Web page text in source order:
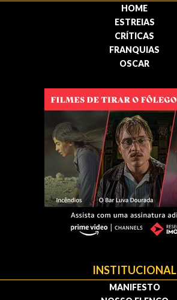
HOME
ESTREIAS
CRÍTICAS
FRANQUIAS
OSCAR
INSTITUCIONAL
MANIFESTO